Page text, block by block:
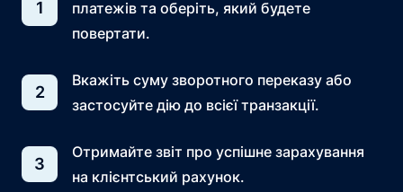
1
платежів та оберіть, який будете
повертати.
2
Вкажіть суму зворотного переказу або
застосуйте дію до всієї транзакції.
3
Отримайте звіт про успішне зарахування
на клієнтський рахунок.